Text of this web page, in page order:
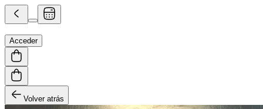
Acceder
Volver atrás